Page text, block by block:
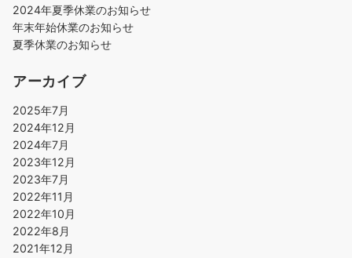
2024年夏季休業のお知らせ
年末年始休業のお知らせ
夏季休業のお知らせ
アーカイブ
2025年7月
2024年12月
2024年7月
2023年12月
2023年7月
2022年11月
2022年10月
2022年8月
2021年12月